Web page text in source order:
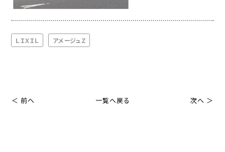
ＬＩＸＩＬ アメージュＺ
＜ 前へ 一覧へ戻る 次へ ＞